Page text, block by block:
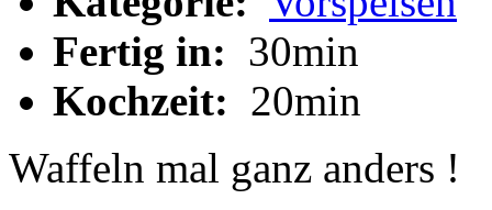
Fertig in: 30min
Kochzeit: 20min
Waffeln mal ganz anders !